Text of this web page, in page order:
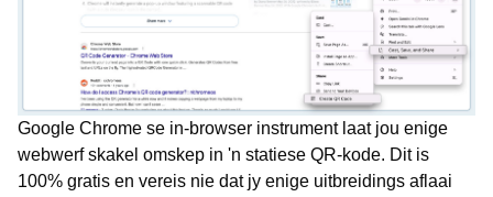
Google Chrome se in-browser instrument laat jou enige
webwerf skakel omskep in 'n statiese QR-kode. Dit is
100% gratis en vereis nie dat jy enige uitbreidings aflaai